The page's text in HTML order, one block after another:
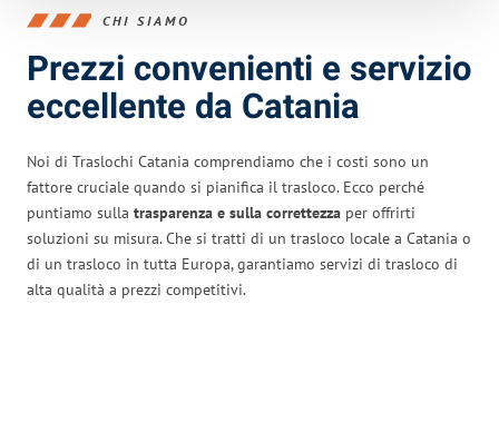
CHI SIAMO
Prezzi convenienti e servizio
eccellente da Catania
Noi di Traslochi Catania comprendiamo che i costi sono un
fattore cruciale quando si pianifica il trasloco. Ecco perché
puntiamo sulla trasparenza e sulla correttezza per offrirti
soluzioni su misura. Che si tratti di un trasloco locale a Catania o
di un trasloco in tutta Europa, garantiamo servizi di trasloco di
alta qualità a prezzi competitivi.